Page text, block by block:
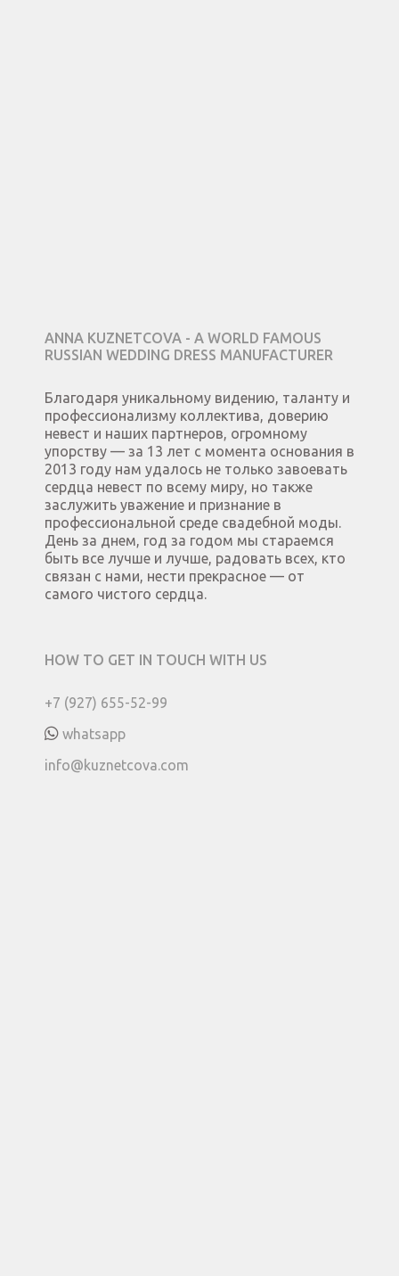
ANNA KUZNETCOVA - A WORLD FAMOUS
RUSSIAN WEDDING DRESS MANUFACTURER
Благодаря уникальному видению, таланту и
профессионализму коллектива, доверию
невест и наших партнеров, огромному
упорству — за 13 лет с момента основания в
2013 году нам удалось не только завоевать
сердца невест по всему миру, но также
заслужить уважение и признание в
профессиональной среде свадебной моды.
День за днем, год за годом мы стараемся
быть все лучше и лучше, радовать всех, кто
связан с нами, нести прекрасное — от
самого чистого сердца.
HOW TO GET IN TOUCH WITH US
+7 (927) 655-52-99
whatsapp
info@kuznetcova.com